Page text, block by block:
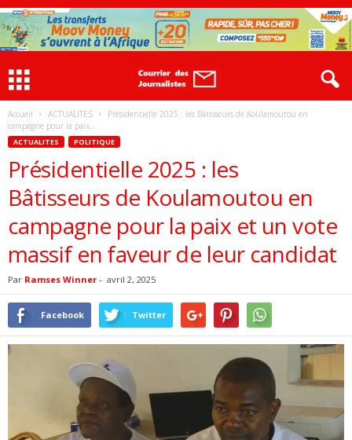
Accueil ACTUALITES
Présidentielle 2025 : les Bâtisseurs de Koulamoutou en
campagne pour la paix...
ACTUALITES POLITIQUE
Présidentielle 2025 : les
Bâtisseurs de Koulamoutou en
campagne pour la paix et un vote
massif en faveur de leur candidat
Par Ramses Winner - avril 2, 2025
Facebook Twitter